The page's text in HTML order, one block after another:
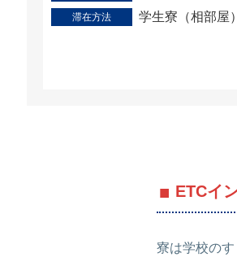
滞在方法 学生寮（相部屋）
ETCイ
寮は学校のす